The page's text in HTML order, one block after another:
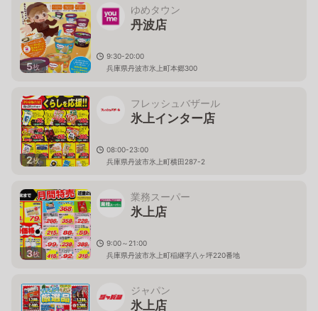
5枚
ゆめタウン
丹波店
9:30-20:00
兵庫県丹波市氷上町本郷300
2枚
フレッシュバザール
氷上インター店
08:00-23:00
兵庫県丹波市氷上町横田287-2
3枚
業務スーパー
氷上店
9:00～21:00
兵庫県丹波市氷上町稲継字八ヶ坪220番地
ジャパン
氷上店